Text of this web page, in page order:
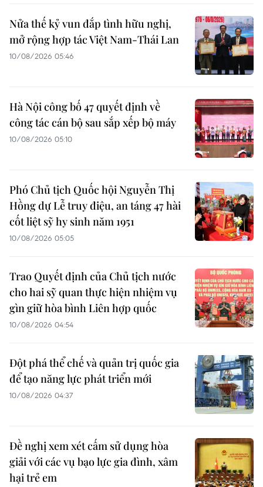
Nửa thế kỷ vun đắp tình hữu nghị,
mở rộng hợp tác Việt Nam-Thái Lan
10/08/2026 05:46
Hà Nội công bố 47 quyết định về
công tác cán bộ sau sắp xếp bộ máy
10/08/2026 05:10
Phó Chủ tịch Quốc hội Nguyễn Thị
Hồng dự Lễ truy điệu, an táng 47 hài
cốt liệt sỹ hy sinh năm 1951
10/08/2026 05:05
Trao Quyết định của Chủ tịch nước
cho hai sỹ quan thực hiện nhiệm vụ
gìn giữ hòa bình Liên hợp quốc
10/08/2026 04:54
Đột phá thể chế và quản trị quốc gia
để tạo năng lực phát triển mới
10/08/2026 04:37
Đề nghị xem xét cấm sử dụng hòa
giải với các vụ bạo lực gia đình, xâm
hại trẻ em